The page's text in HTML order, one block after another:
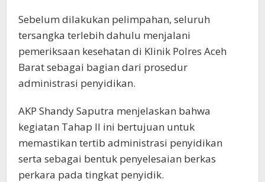
Sebelum dilakukan pelimpahan, seluruh
tersangka terlebih dahulu menjalani
pemeriksaan kesehatan di Klinik Polres Aceh
Barat sebagai bagian dari prosedur
administrasi penyidikan.
AKP Shandy Saputra menjelaskan bahwa
kegiatan Tahap II ini bertujuan untuk
memastikan tertib administrasi penyidikan
serta sebagai bentuk penyelesaian berkas
perkara pada tingkat penyidik.